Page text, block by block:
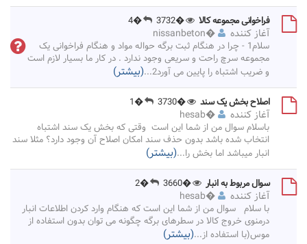
فراخوانی مجموعه کالا �3732
�4
آغاز کننده �
nissanbeton
سلام1 - چرا در هنگام ثبت برگه حواله مواد و هنگام فراخوانی یک
مجموعه سرچ راحت و سریعی وجود ندارد . در کار ما بسیار لازم است
و ضریب اشتباه را پایین می آورد2 ...(بیشتر)
اصلاح بخش یک سند �3730
�1
آغاز کننده �
hesab
باسلام سوال من از شما این است وقتی که بخش یک سند اشتباه
انتخاب شده باشد بدون حذف سند امکان اصلاح آن وجود دارد؟ مثلا سند
انبار میباشد اما بخش را...(بیشتر)
سوال مربوط به انبار �3660
�2
آغاز کننده �
hesab
با سلام سوال من از شما این است که هنگام وارد کردن اطلاعات انبار
درمنوی خروج کالا در سطرهای برگه چگونه می توان بدون استفاده از
موس(با استفاده از...(بیشتر)